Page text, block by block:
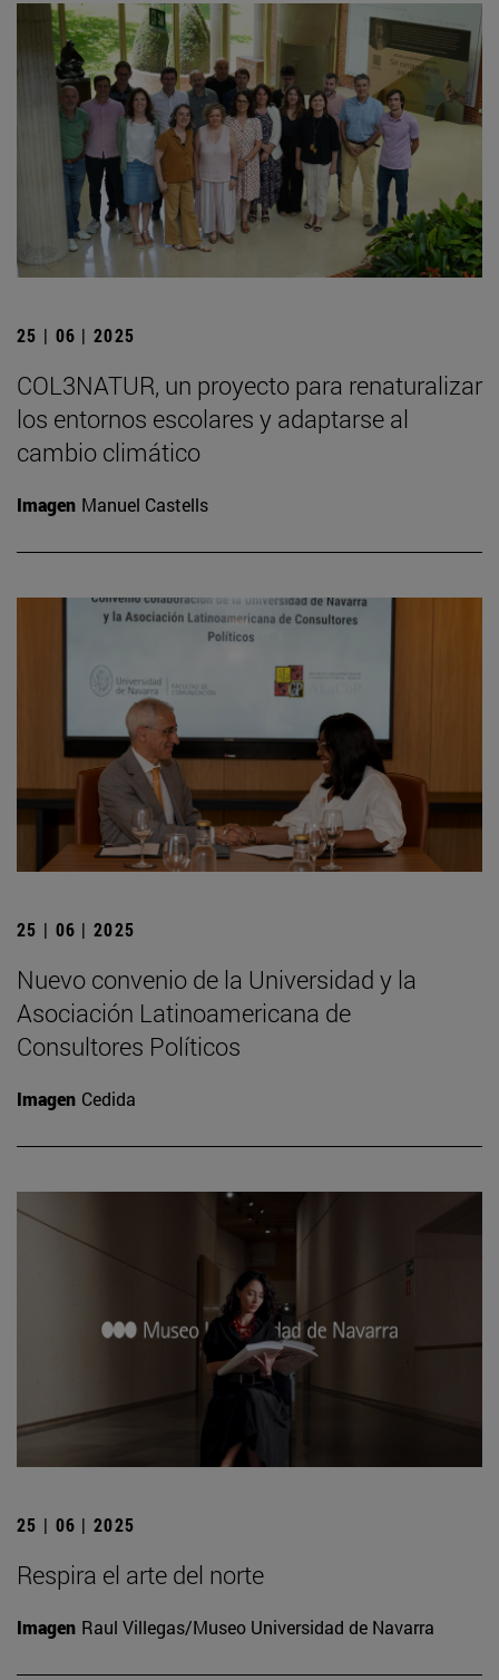
25 | 06 | 2025
COL3NATUR, un proyecto para renaturalizar
los entornos escolares y adaptarse al
cambio climático
Imagen Manuel Castells
25 | 06 | 2025
Nuevo convenio de la Universidad y la
Asociación Latinoamericana de
Consultores Políticos
Imagen Cedida
25 | 06 | 2025
Respira el arte del norte
Imagen Raul Villegas/Museo Universidad de Navarra